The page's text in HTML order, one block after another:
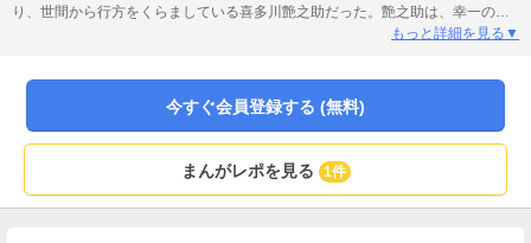
り、世間から行方をくらましている喜多川艶之助だった。艶之助は、幸一の店
でしばらく住み込みで働きたいと幸一に提案する…。父親になり損ねた幸一
もっと詳細を見る▼
今すぐ会員登録する (無料)
まんがレポを見る 1件